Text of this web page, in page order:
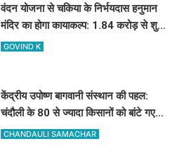
वंदन योजना से चकिया के निर्भयदास हनुमान
मंदिर का होगा कायाकल्प: 1.84 करोड़ से शुरू
हुआ भव्य निर्माण कार्य
GOVIND K
केंद्रीय उपोष्ण बागवानी संस्थान की पहल:
चंदौली के 80 से ज्यादा किसानों को बांटे गए
आम, आंवला और अमरूद के पौधे
CHANDAULI SAMACHAR